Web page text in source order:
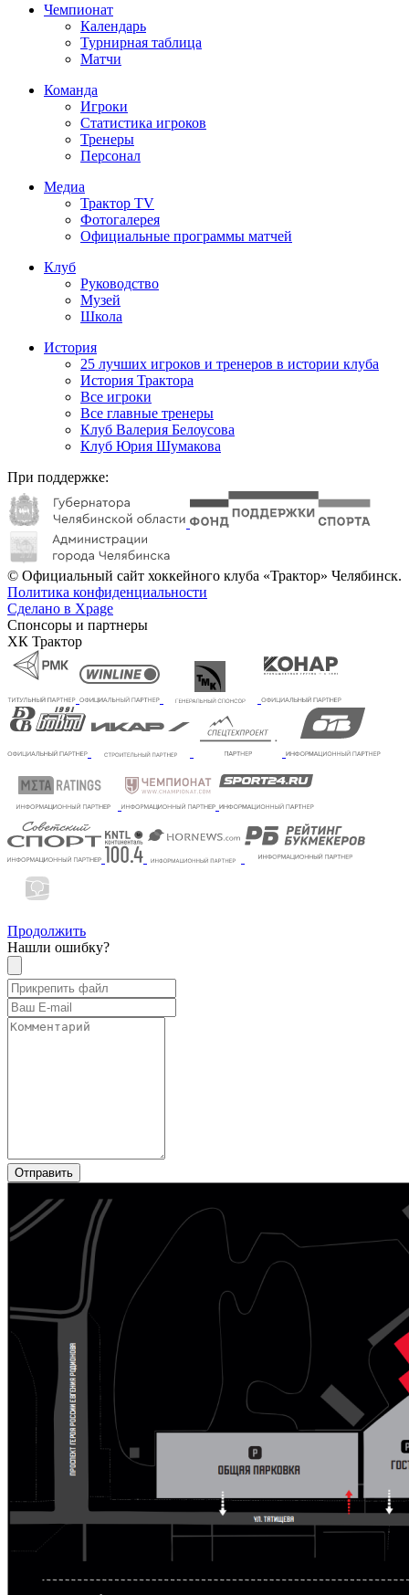
Чемпионат
Календарь
Турнирная таблица
Матчи
Команда
Игроки
Статистика игроков
Тренеры
Персонал
Медиа
Трактор TV
Фотогалерея
Официальные программы матчей
Клуб
Руководство
Музей
Школа
История
25 лучших игроков и тренеров в истории клуба
История Трактора
Все игроки
Все главные тренеры
Клуб Валерия Белоусова
Клуб Юрия Шумакова
При поддержке:
© Официальный сайт хоккейного клуба «Трактор» Челябинск.
Политика конфиденциальности
Сделано в Xpage
Спонсоры и партнеры
ХК Трактор
Продолжить
Нашли ошибку?